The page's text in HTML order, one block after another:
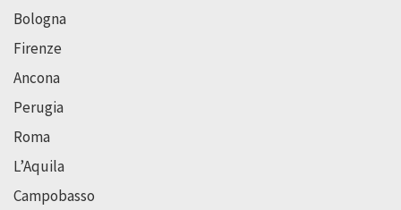
Bologna
Firenze
Ancona
Perugia
Roma
L’Aquila
Campobasso